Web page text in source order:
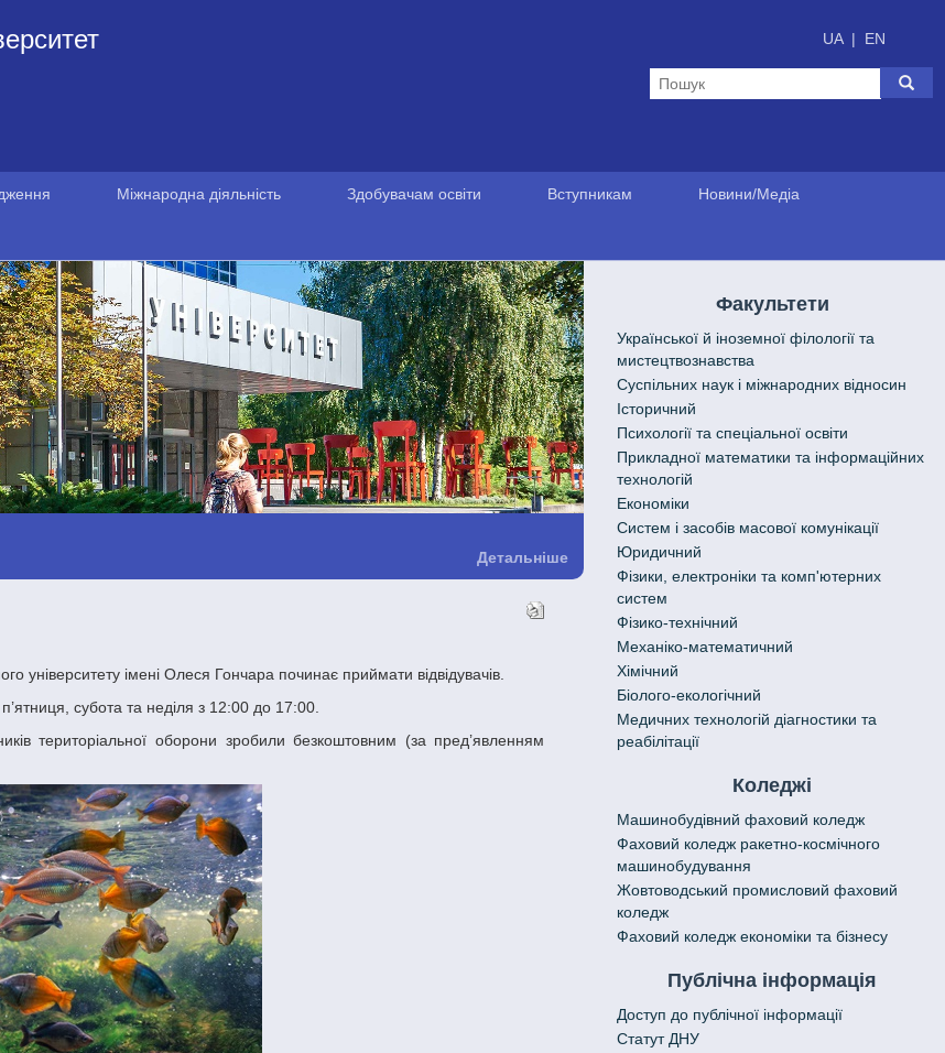
UA | EN
Міжнародна діяльність Здобувачам освіти Вступникам Новини/Медіа
Детальніше
університету імені Олеся Гончара починає приймати відвідувачів.
субота та неділя з 12:00 до 17:00.
Факультети
Української й іноземної філології та
мистецтвознавства
Cуспільних наук і міжнародних відносин
Історичний
Психології та спеціальної освіти
Прикладної математики та інформаційних
технологій
Економіки
Систем і засобів масової комунікації
Юридичний
Фізики, електроніки та комп'ютерних
систем
Фізико-технічний
Механіко-математичний
Хімічний
Біолого-екологічний
Медичних технологій діагностики та
реабілітації
Коледжі
Машинобудівний фаховий коледж
Фаховий коледж ракетно-космічного
машинобудування
Жовтоводський промисловий фаховий
коледж
Фаховий коледж економіки та бізнесу
Публічна інформація
Доступ до публічної інформації
Статут ДНУ